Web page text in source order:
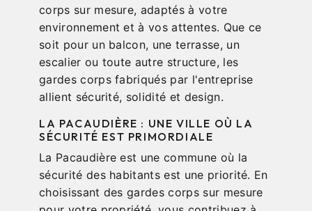
corps sur mesure, adaptés à votre
environnement et à vos attentes. Que ce
soit pour un balcon, une terrasse, un
escalier ou toute autre structure, les
gardes corps fabriqués par l'entreprise
allient sécurité, solidité et design.
LA PACAUDIÈRE : UNE VILLE OÙ LA
SÉCURITÉ EST PRIMORDIALE
La Pacaudière est une commune où la
sécurité des habitants est une priorité. En
choisissant des gardes corps sur mesure